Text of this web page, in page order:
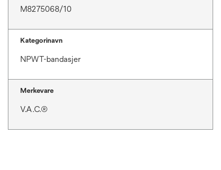
M8275068/10
Kategorinavn
NPWT-bandasjer
Merkevare
V.A.C.®